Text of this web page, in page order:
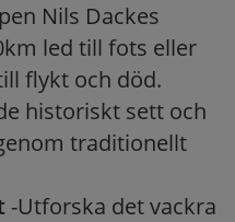
Nils Dackes
led till fots eller
flykt och död.
historiskt sett och
traditionellt
-Utforska det vackra